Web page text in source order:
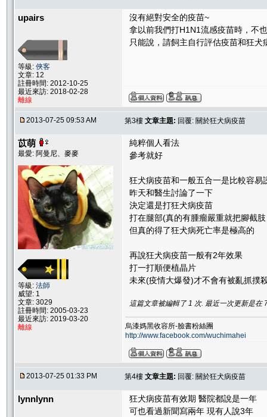
upairs
等級: 俠客
文章: 12
註冊時間: 2012-10-25
最近來訪: 2018-02-28
離線
沒有絕對安全的疫苗~
拿以前我們打H1N1流感疫苗時，不
只能說，請飼主自行評估疫苗和狂犬
2013-07-25 09:53 AM 第3樓 文章主題: 回覆: 關於狂犬病疫苗
苡萌
最愛: 阿曼尼、麥麥
等級: 法師
威望: 1
文章: 3029
註冊時間: 2005-03-23
最近來訪: 2019-03-20
離線
純粹個人看法
參考就好
狂犬病疫苗和一般五合一是比較容易
昨天和醫生討論了一下
決定還是打狂犬病疫苗
打在腿部(真的有腫瘤嚴重就把腳截
但真的得了狂犬病死亡率是極高的
再說狂犬病疫苗一般有2年效果
打一打順便植晶片
未來(疫情大爆發)才不會有被亂抓撲
這篇文章被編輯了 1 次. 最近一次更新是在
烏漆媽黑收容所-臉書粉絲團
http://www.facebook.com/wuchimahei
2013-07-25 01:33 PM 第4樓 文章主題: 回覆: 關於狂犬病疫苗
lynnlynn
狂犬病疫苗有效期 醫院都說是一年
可也看過新聞寫兩年 現有人說3年